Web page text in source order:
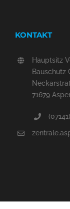
KONTAKT
Hauptsitz
Bauschutz
71679